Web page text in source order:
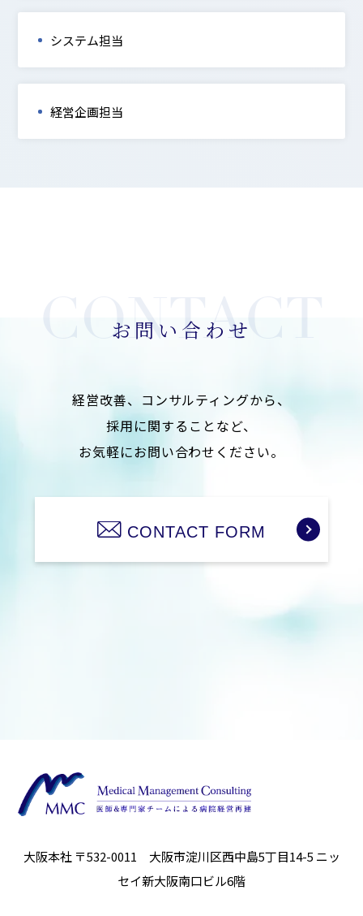
システム担当
経営企画担当
お問い合わせ
経営改善、コンサルティングから、
採用に関することなど、
お気軽にお問い合わせください。
CONTACT FORM
大阪本社 〒532-0011 大阪市淀川区西中島5丁目14-5 ニッ
セイ新大阪南口ビル6階